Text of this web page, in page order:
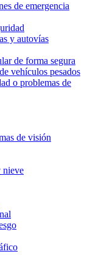
de emergencia
y autovías
de forma segura
vehículos pesados
o problemas de
de visión
nieve